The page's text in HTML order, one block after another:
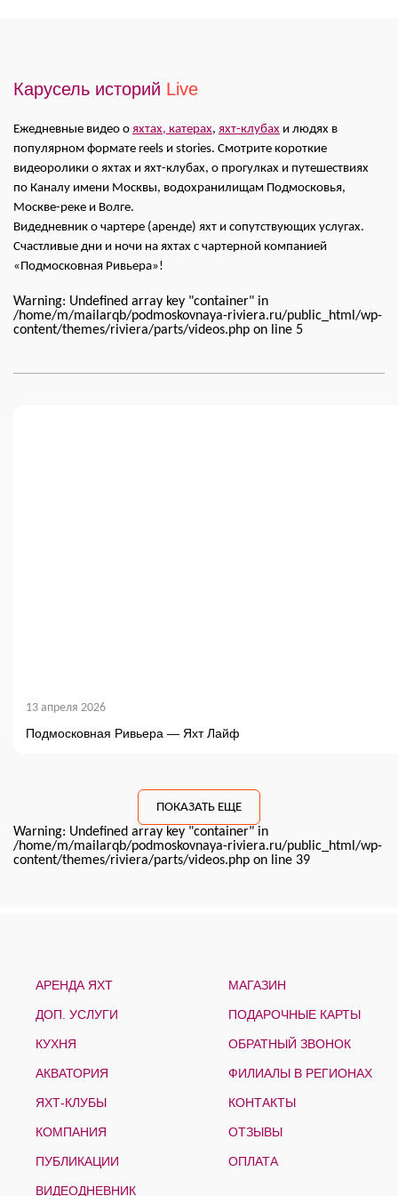
Карусель историй Live
Ежедневные видео о яхтах, катерах, яхт-клубах и людях в
популярном формате reels и stories. Смотрите короткие
видеоролики о яхтах и яхт-клубах, о прогулках и путешествиях
по Каналу имени Москвы, водохранилищам Подмосковья,
Москве-реке и Волге.
Видедневник о чартере (аренде) яхт и сопутствующих услугах.
Счастливые дни и ночи на яхтах с чартерной компанией
«Подмосковная Ривьера»!
Warning: Undefined array key "container" in
/home/m/mailarqb/podmoskovnaya-riviera.ru/public_html/wp-
content/themes/riviera/parts/videos.php on line 5
13 апреля 2026
Подмосковная Ривьера — Яхт Лайф
ПОКАЗАТЬ ЕЩЕ
Warning: Undefined array key "container" in
/home/m/mailarqb/podmoskovnaya-riviera.ru/public_html/wp-
content/themes/riviera/parts/videos.php on line 39
АРЕНДА ЯХТ
ДОП. УСЛУГИ
КУХНЯ
АКВАТОРИЯ
ЯХТ-КЛУБЫ
КОМПАНИЯ
ПУБЛИКАЦИИ
ВИДЕОДНЕВНИК
МАГАЗИН
ПОДАРОЧНЫЕ КАРТЫ
ОБРАТНЫЙ ЗВОНОК
ФИЛИАЛЫ В РЕГИОНАХ
КОНТАКТЫ
ОТЗЫВЫ
ОПЛАТА